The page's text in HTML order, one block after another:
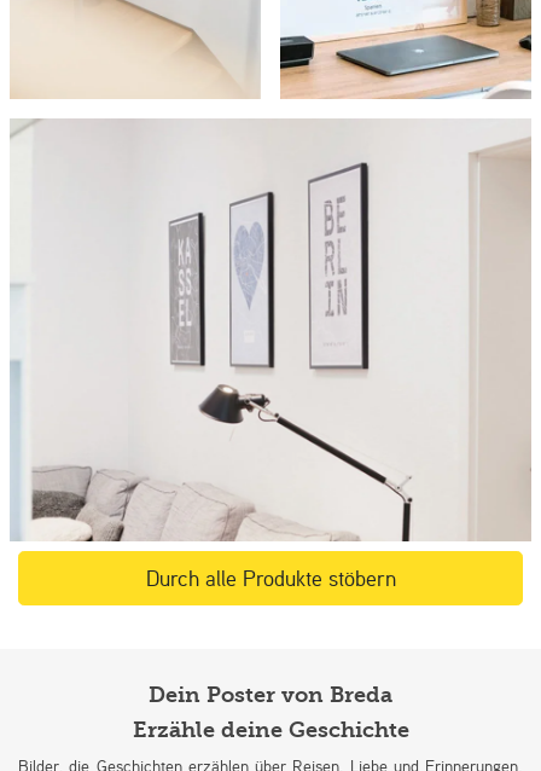
Durch alle Produkte stöbern
Dein Poster von Breda
Erzähle deine Geschichte
Bilder, die Geschichten erzählen über Reisen, Liebe und Erinnerungen.